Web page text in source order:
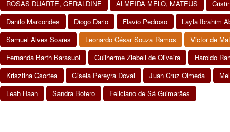
ROSAS DUARTE, GERALDINE
ALMEIDA MELO, MATEUS
Danilo Marcondes
Diogo Dario Flavio Pedroso
Layla Ibrahim
Samuel Alves Soares
Leonardo César Souza Ramos
Victor de
Fernanda Barth Barasuol
Guilherme Ziebell de Oliveira
Haroldo
Krisztina Csortea
Gisela Pereyra Doval Juan Cruz Olmeda
Leah Haan
Sandra Botero Feliciano de Sá Guimarães